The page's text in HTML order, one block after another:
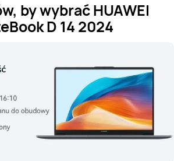
by wybrać HUAWEI
D 14 2024